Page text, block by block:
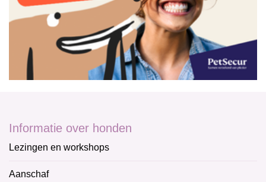
Informatie over honden
Lezingen en workshops
Aanschaf